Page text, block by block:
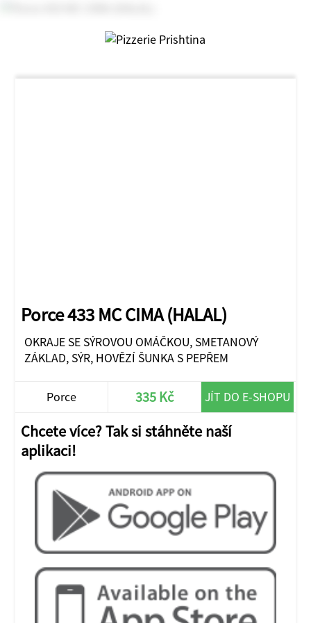
Porce 433 MC CIMA (HALAL)
OKRAJE SE SÝROVOU OMÁČKOU, SMETANOVÝ
ZÁKLAD, SÝR, HOVĚZÍ ŠUNKA S PEPŘEM
Porce 335 Kč JÍT DO E-SHOPU
Chcete více? Tak si stáhněte naší
aplikaci!